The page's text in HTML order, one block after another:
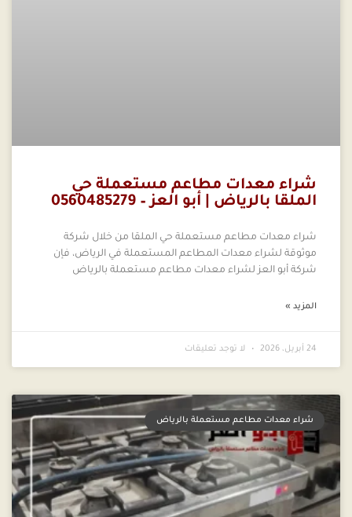
شراء معدات مطاعم مستعملة حي
الملقا بالرياض | أبو العز – 0560485279
شراء معدات مطاعم مستعملة حي الملقا من خلال شركة
موثوقة لشراء معدات المطاعم المستعملة في الرياض، فإن
شركة أبو العز لشراء معدات مطاعم مستعملة بالرياض
المزيد »
24 أبريل، 2026 لا توجد تعليقات
شراء معدات مطاعم مستعملة بالرياض